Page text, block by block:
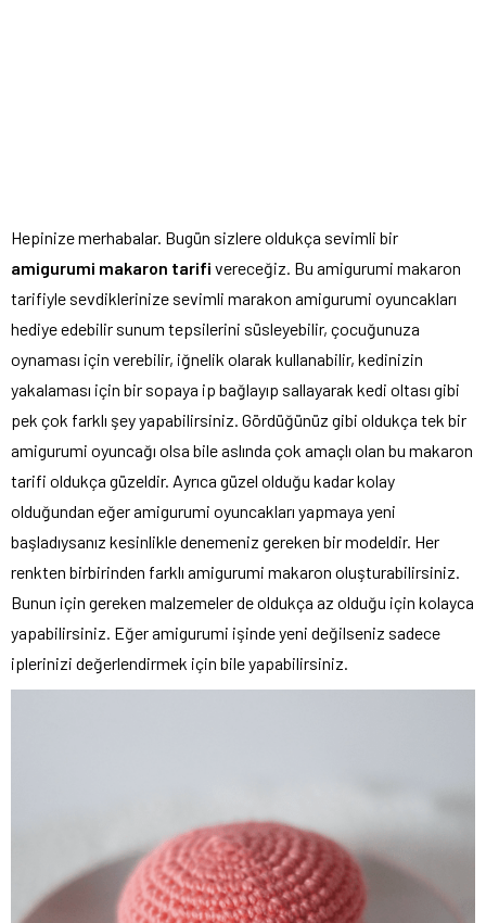
Hepinize merhabalar. Bugün sizlere oldukça sevimli bir
amigurumi makaron tarifi vereceğiz. Bu amigurumi makaron
tarifiyle sevdiklerinize sevimli marakon amigurumi oyuncakları
hediye edebilir sunum tepsilerini süsleyebilir, çocuğunuza
oynaması için verebilir, iğnelik olarak kullanabilir, kedinizin
yakalaması için bir sopaya ip bağlayıp sallayarak kedi oltası gibi
pek çok farklı şey yapabilirsiniz. Gördüğünüz gibi oldukça tek bir
amigurumi oyuncağı olsa bile aslında çok amaçlı olan bu makaron
tarifi oldukça güzeldir. Ayrıca güzel olduğu kadar kolay
olduğundan eğer amigurumi oyuncakları yapmaya yeni
başladıysanız kesinlikle denemeniz gereken bir modeldir. Her
renkten birbirinden farklı amigurumi makaron oluşturabilirsiniz.
Bunun için gereken malzemeler de oldukça az olduğu için kolayca
yapabilirsiniz. Eğer amigurumi işinde yeni değilseniz sadece
iplerinizi değerlendirmek için bile yapabilirsiniz.